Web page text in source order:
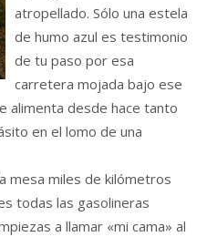
atropellado. Sólo una estela
de humo azul es testimonio
de tu paso por esa
carretera mojada bajo ese
alimenta desde hace tanto
en el lomo de una
mesa miles de kilómetros
todas las gasolineras
a llamar «mi cama» al